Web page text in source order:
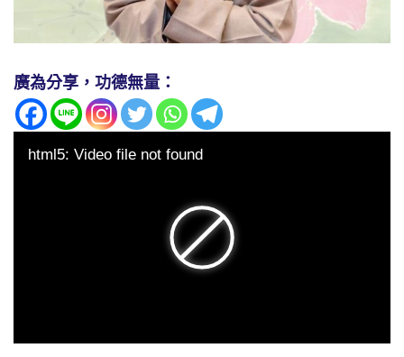
廣為分享，功德無量：
html5: Video file not found